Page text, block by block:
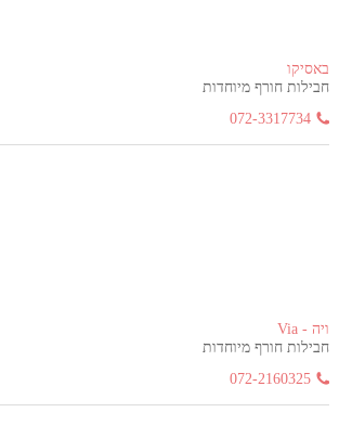
באסיקו
חבילות חורף מיוחדות
072-3317734
ויה - Via
חבילות חורף מיוחדות
072-2160325